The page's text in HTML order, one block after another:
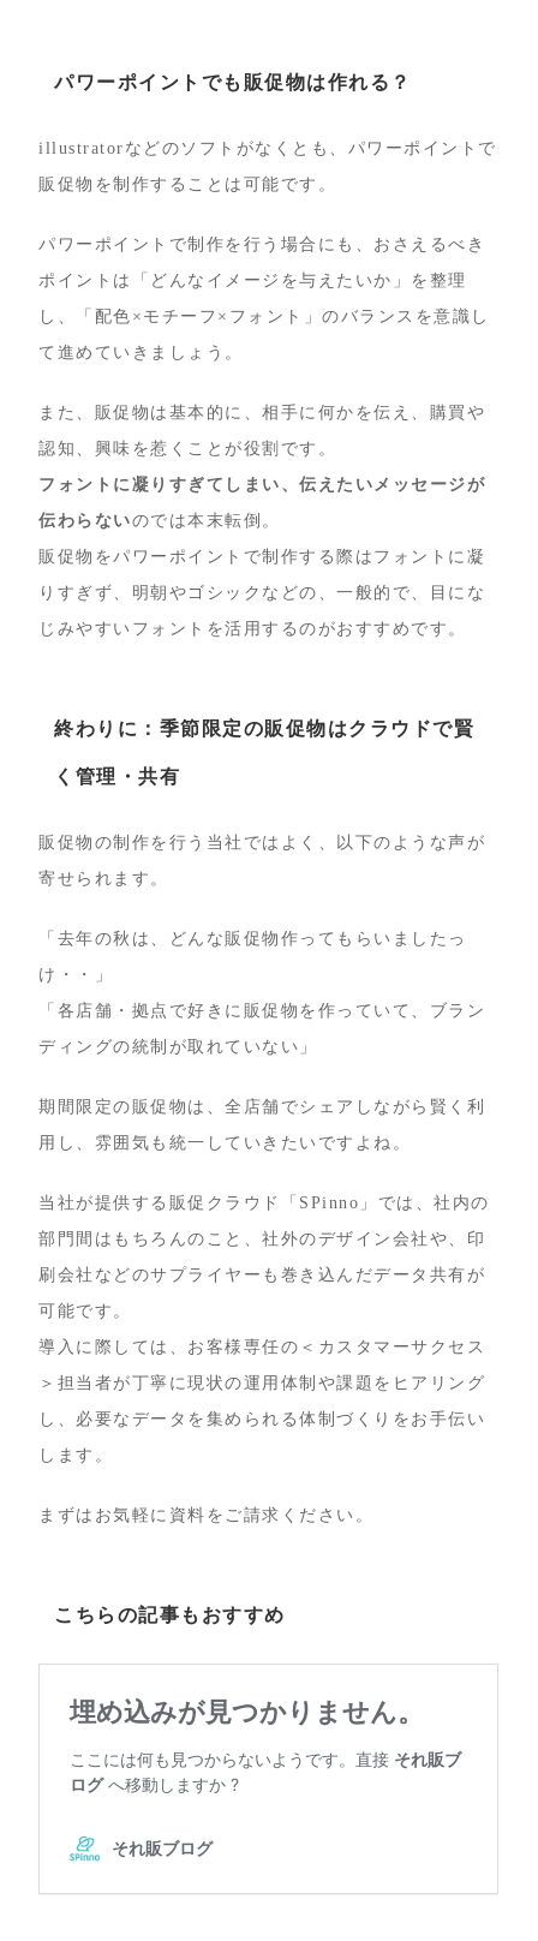
パワーポイントでも販促物は作れる？
illustratorなどのソフトがなくとも、パワーポイントで
販促物を制作することは可能です。
パワーポイントで制作を行う場合にも、おさえるべき
ポイントは「どんなイメージを与えたいか」を整理
し、「配色×モチーフ×フォント」のバランスを意識し
て進めていきましょう。
また、販促物は基本的に、相手に何かを伝え、購買や
認知、興味を惹くことが役割です。
フォントに凝りすぎてしまい、伝えたいメッセージが
伝わらないのでは本末転倒。
販促物をパワーポイントで制作する際はフォントに凝
りすぎず、明朝やゴシックなどの、一般的で、目にな
じみやすいフォントを活用するのがおすすめです。
終わりに：季節限定の販促物はクラウドで賢
く管理・共有
販促物の制作を行う当社ではよく、以下のような声が
寄せられます。
「去年の秋は、どんな販促物作ってもらいましたっ
け・・」
「各店舗・拠点で好きに販促物を作っていて、ブラン
ディングの統制が取れていない」
期間限定の販促物は、全店舗でシェアしながら賢く利
用し、雰囲気も統一していきたいですよね。
当社が提供する販促クラウド「SPinno」では、社内の
部門間はもちろんのこと、社外のデザイン会社や、印
刷会社などのサプライヤーも巻き込んだデータ共有が
可能です。
導入に際しては、お客様専任の＜カスタマーサクセス
＞担当者が丁寧に現状の運用体制や課題をヒアリング
し、必要なデータを集められる体制づくりをお手伝い
します。
まずはお気軽に資料をご請求ください。
こちらの記事もおすすめ